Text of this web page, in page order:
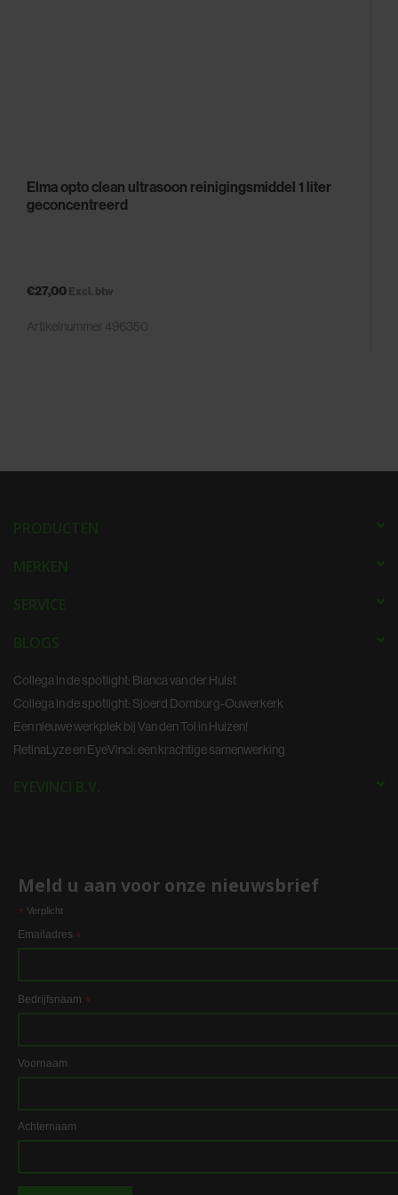
Elma opto clean ultrasoon reinigingsmiddel 1 liter
geconcentreerd
€27,00 Excl. btw
Artikelnummer 496350
PRODUCTEN
MERKEN
SERVICE
BLOGS
Collega in de spotlight: Bianca van der Hulst
Collega in de spotlight: Sjoerd Domburg-Ouwerkerk
Een nieuwe werkplek bij Van den Tol in Huizen!
RetinaLyze en EyeVinci: een krachtige samenwerking
EYEVINCI B.V.
Meld u aan voor onze nieuwsbrief
* Verplicht
Emailadres *
Bedrijfsnaam *
Voornaam
Achternaam